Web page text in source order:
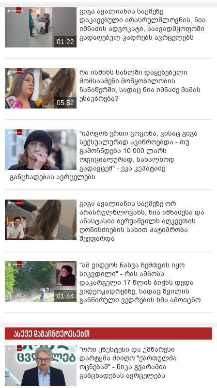
01:22
გიგა ავალიანის საქმეზე
დაკავებული არასრულწლოვნის, ნია
იმნაძის ადვოკატი, საავადმყოფოში
გადაღებულ კადრებს ავრცელებს
05:52
რა ისმინს სახლში დაყენებული
მომსასმენი მოწყობილობის
ჩანაწერში, სადაც ნია იმნაძე მამას
ესაუბრება?
"იპოვონ ერთი გოგონა, ვისაც გიგა
სექსუალურად ავიწროებდა - თუ
გამოჩნდება 10 000 ლარს
ოფიციალურად, სახალხოდ
გადავცემ" - ეკა კუპატაძე
განცხადებას ავრცელებს
გიგა ავალიანის საქმეზე ორ
არასრულწლოვანს, ნია იმნაძესა და
ანასტასია ბერუაშვილს აღკვეთის
ღონისძიების სახით პატიმრობა
შეეფარდა
01:44
"ამ ვიდეოს ნახვა ჩემთვის იყო
სიკვდილი" - რას ამბობს
დაკარგული 17 წლის ბიჭის დედა
ვიდეოკადრებზე, სადაც შვილის
განწირული ვედრების ხმა ამოიცნო
ასევე დაგაინტერესებთ
"ორი უზუსტესი და უმწარესი
დარტყმა მიიღო "ქართულმა
ოცნებამ" - ნიკა გვარამია
განცხადებას ავრცელებს